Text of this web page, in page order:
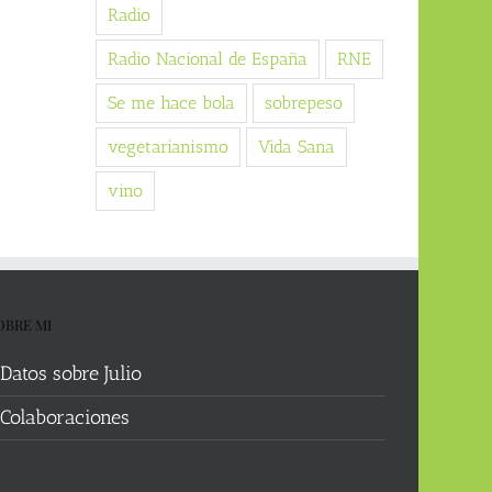
Radio
Radio Nacional de España RNE
Se me hace bola sobrepeso
vegetarianismo Vida Sana
vino
MI
Datos sobre Julio
Colaboraciones